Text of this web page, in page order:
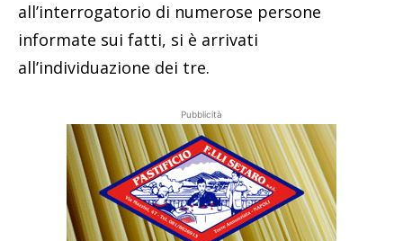
all’interrogatorio di numerose persone
informate sui fatti, si è arrivati
all’individuazione dei tre.
Pubblicità